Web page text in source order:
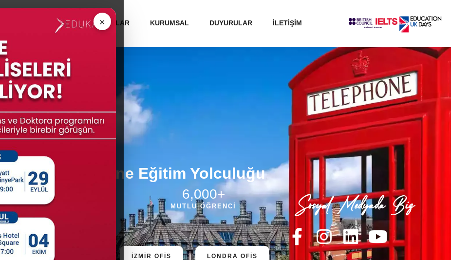
ÜNİVERSİTELERİ MEZUNLAR KURUMSAL DUYURULAR İLETİŞİM
Üniversitelerine Eğitim Yolculuğu
KABUL BAŞARISI MUTLU ÖĞRENCİ
6,000+
ANKARA OFİS İZMİR OFİS LONDRA OFİS
Sosyal Medyada Biz